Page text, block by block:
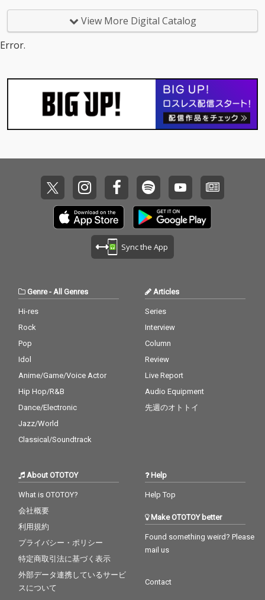
View More Digital Catalog
Error.
Sync the App
Genre- All Genres
Hi-res
Rock
Pop
Idol
Anime/Game/Voice Actor
Hip Hop/R&B
Dance/Electronic
Jazz/World
Classical/Soundtrack
Articles
Series
Interview
Column
Review
Live Report
Audio Equipment
先週のオトトイ
About OTOTOY
What is OTOTOY?
会社概要
利用規約
プライバシー・ポリシー
特定商取引法に基づく表示
外部データ連携しているサービ
スについて
Help
Help Top
Make OTOTOY better
Found something weird? Please
mail us
Contact